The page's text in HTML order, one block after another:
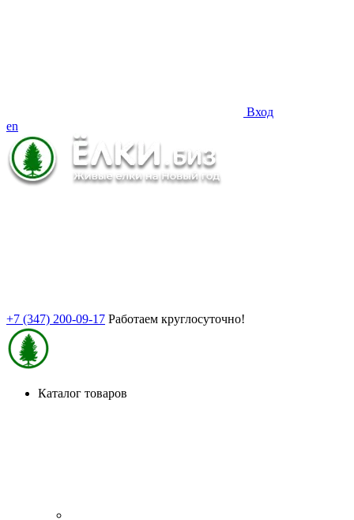
Вход
en
+7 (347) 200-09-17 Работаем круглосуточно!
Каталог товаров